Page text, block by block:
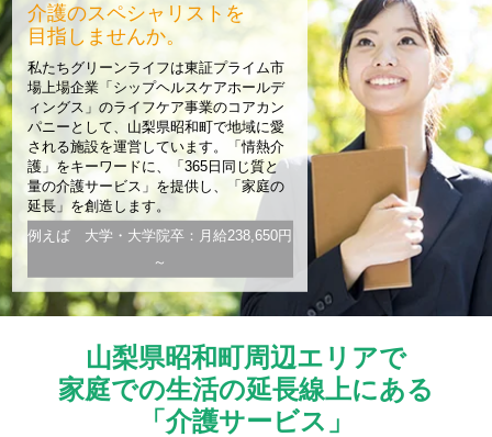
介護のスペシャリストを
目指しませんか。
私たちグリーンライフは東証プライム市
場上場企業「シップヘルスケアホールデ
ィングス」のライフケア事業のコアカン
パニーとして、山梨県昭和町で地域に愛
される施設を運営しています。「情熱介
護」をキーワードに、「365日同じ質と
量の介護サービス」を提供し、「家庭の
延長」を創造します。
例えば 大学・大学院卒：月給238,650円
～
山梨県昭和町周辺エリアで
家庭での生活の延長線上にある
「介護サービス」